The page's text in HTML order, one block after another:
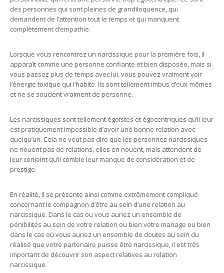
des personnes qui sont pleines de grandiloquence, qui
demandent de l’attention tout le temps et qui manquent
complètement d’empathie.
Lorsque vous rencontrez un narcissique pour la première fois, il
apparaît comme une personne confiante et bien disposée, mais si
vous passez plus de temps avec lui, vous pouvez vraiment voir
l’énergie toxique qui l’habite. Ils sont tellement imbus d’eux-mêmes
et ne se soucient vraiment de personne.
Les narcissiques sont tellement égoïstes et égocentriques qu’il leur
est pratiquement impossible d’avoir une bonne relation avec
quelqu’un. Cela ne veut pas dire que les personnes narcissiques
ne nouent pas de relations, elles en nouent, mais attendent de
leur conjoint qu’il comble leur manque de considération et de
prestige.
En réalité, il se présente ainsi comme extrêmement compliqué
concernant le compagnon d’être au sein d’une relation au
narcissique. Dans le cas ou vous auriez un ensemble de
pénibilités au sein de votre relation ou bien votre mariage ou bien
dans le cas où vous auriez un ensemble de doutes au sein du
réalisé que votre partenaire puisse être narcissique, il est très
important de découvrir son aspect relatives au relation
narcissique.